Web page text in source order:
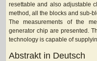
resettable and also adjustable
method, all the blocks and sub-
The measurements of the
generator chip are presented.
technology is capable of
Abstrakt in Deutsch